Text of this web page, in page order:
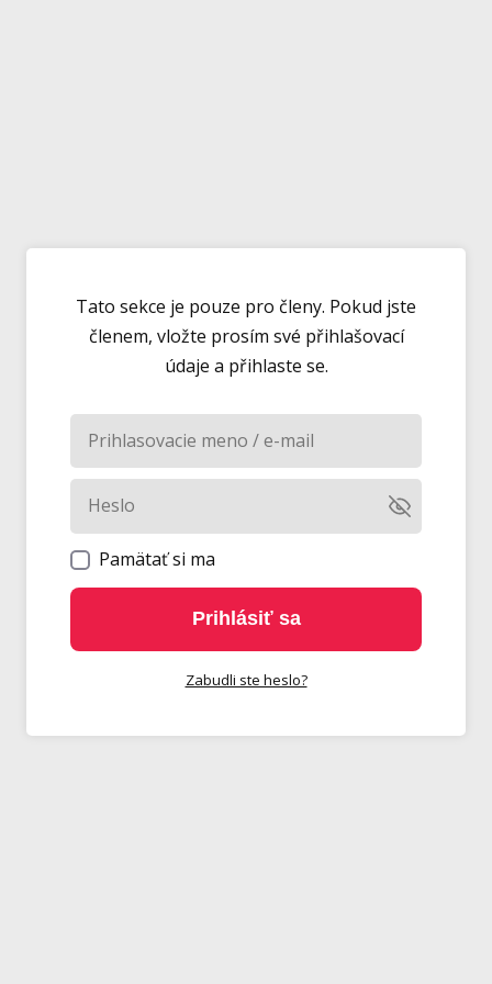
Tato sekce je pouze pro členy. Pokud jste
členem, vložte prosím své přihlašovací
údaje a přihlaste se.
Pamätať si ma
Prihlásiť sa
Zabudli ste heslo?